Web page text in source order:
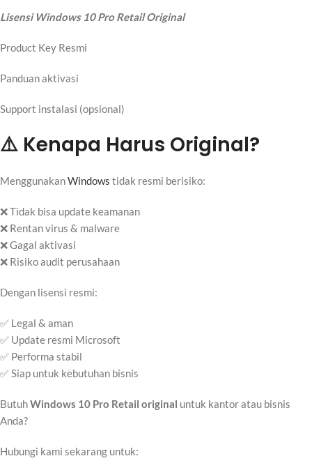
Lisensi Windows 10 Pro Retail Original
Product Key Resmi
Panduan aktivasi
Support instalasi (opsional)
⚠️ Kenapa Harus Original?
MenggunakanWindows tidak resmi berisiko:
❌ Tidak bisa update keamanan
❌ Rentan virus & malware
❌ Gagal aktivasi
❌ Risiko audit perusahaan
Dengan lisensi resmi:
✅ Legal & aman
✅ Update resmi Microsoft
✅ Performa stabil
✅ Siap untuk kebutuhan bisnis
ButuhWindows 10 Pro Retail original untuk kantor atau bisnis
Anda?
Hubungi kami sekarang untuk: